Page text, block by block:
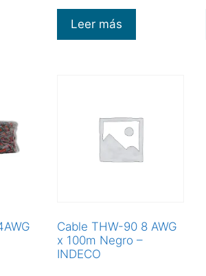
Leer más
Cable THW-90 8 AWG
x 100m Negro –
INDECO